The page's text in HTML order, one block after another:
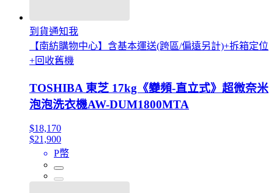
到貨通知我
【南紡購物中心】含基本運送(跨區/偏遠另計)+拆箱定位
+回收舊機
TOSHIBA 東芝 17kg《變頻-直立式》超微奈米
泡泡洗衣機AW-DUM1800MTA
$18,170
$21,900
P幣